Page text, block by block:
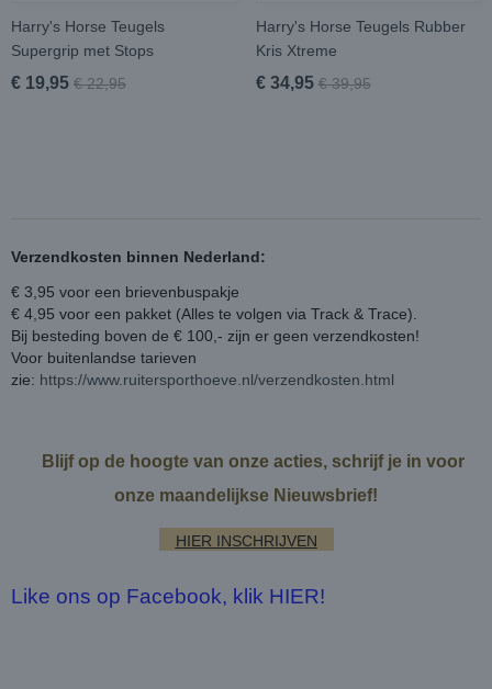
Harry's Horse Teugels
Supergrip met Stops
€ 19,95 € 22,95
Harry's Horse Teugels Rubber
Kris Xtreme
€ 34,95 € 39,95
Verzendkosten binnen Nederland:
€ 3,95 voor een brievenbuspakje
€ 4,95 voor een pakket (Alles te volgen via Track & Trace).
Bij besteding boven de € 100,- zijn er geen verzendkosten!
Voor buitenlandse tarieven
zie: https://www.ruitersporthoeve.nl/verzendkosten.html
Blijf op de hoogte van onze acties, schrijf je in voor
onze maandelijkse Nieuwsbrief!
HIER INSCHRIJVEN
Like ons op Facebook, klik HIER!